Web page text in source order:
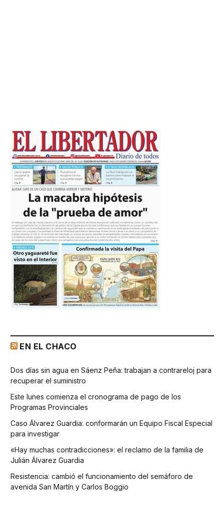
EN EL CHACO
Dos días sin agua en Sáenz Peña: trabajan a contrareloj para
recuperar el suministro
Este lunes comienza el cronograma de pago de los
Programas Provinciales
Caso Álvarez Guardia: conformarán un Equipo Fiscal Especial
para investigar
«Hay muchas contradicciones»: el reclamo de la familia de
Julián Álvarez Guardia
Resistencia: cambió el funcionamiento del semáforo de
avenida San Martín y Carlos Boggio